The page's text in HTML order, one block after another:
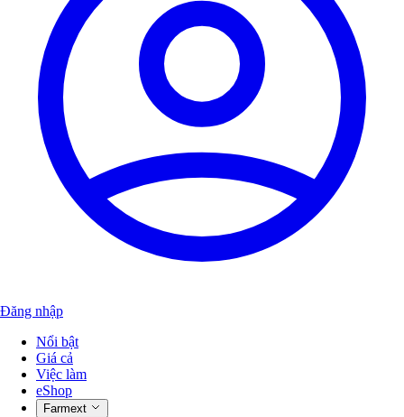
Đăng nhập
Nổi bật
Giá cả
Việc làm
eShop
Farmext